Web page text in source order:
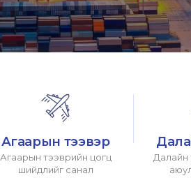
Агаарын тээвэр
Агаарын тээврийн цогц
шийдлийг санал
Далайн